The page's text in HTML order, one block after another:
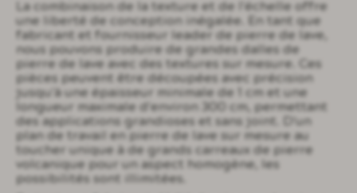
La combinaison de la texture et de l'échelle offre
une liberté de conception inégalée. En tant que
fabricant et fournisseur leader de pierre de lave,
nous pouvons produire de grandes dalles de
pierre de lave avec des textures sur mesure. Ces
pièces peuvent être découpées avec précision
jusqu'à une épaisseur minimale de 1 cm et une
longueur maximale d'environ 300 cm, permettant
des applications grandioses et sans joint. D'un
plan de travail en pierre de lave sur mesure au
toucher unique à de grands carreaux de pierre
volcanique pour un aspect homogène, les
possibilités sont illimitées.